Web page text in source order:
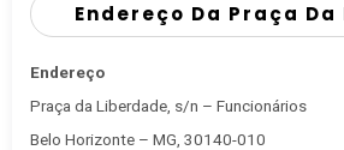
Endereço Da Praça
Endereço
Praça da Liberdade, s/n – Funcionários
Belo Horizonte – MG, 30140-010